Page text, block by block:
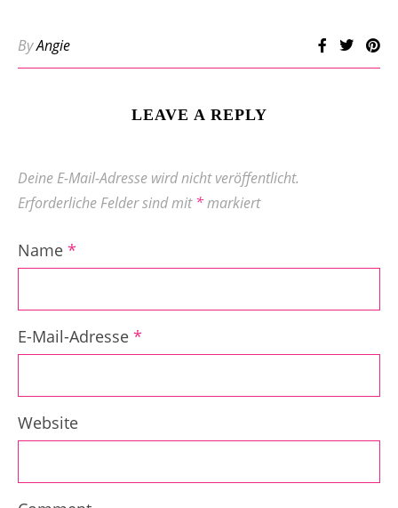
ByAngie
LEAVE A REPLY
Deine E-Mail-Adresse wird nicht veröffentlicht.
Erforderliche Felder sind mit*markiert
Name *
E-Mail-Adresse *
Website